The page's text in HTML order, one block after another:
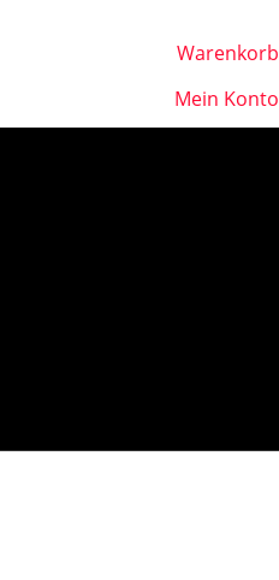
Warenkorb
Mein Konto